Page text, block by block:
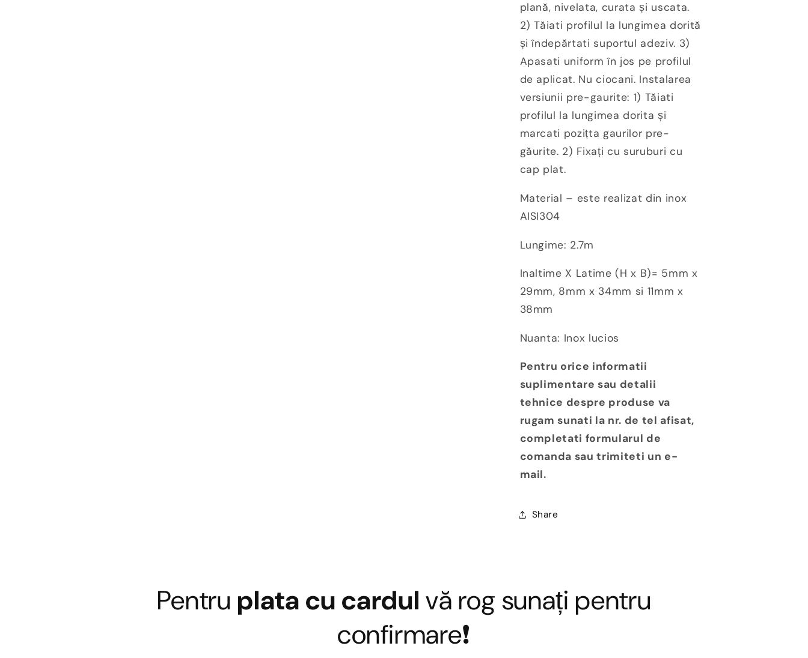
plană, nivelata, curata și uscata.
2) Tăiati profilul la lungimea dorită
și îndepărtati suportul adeziv. 3)
Apasati uniform în jos pe profilul
de aplicat. Nu ciocani. Instalarea
versiunii pre-gaurite: 1) Tăiati
profilul la lungimea dorita și
marcati pozițta gaurilor pre-
găurite. 2) Fixați cu suruburi cu
cap plat.
Material – este realizat din inox
AISI304
Lungime: 2.7m
Inaltime X Latime (H x B)= 5mm x
29mm, 8mm x 34mm si 11mm x
38mm
Nuanta: Inox lucios
Pentru orice informatii
suplimentare sau detalii
tehnice despre produse va
rugam sunati la nr. de tel afisat,
completati formularul de
comanda sau trimiteti un e-
mail.
Share
Pentru plata cu cardul vă rog sunați pentru
confirmare❗